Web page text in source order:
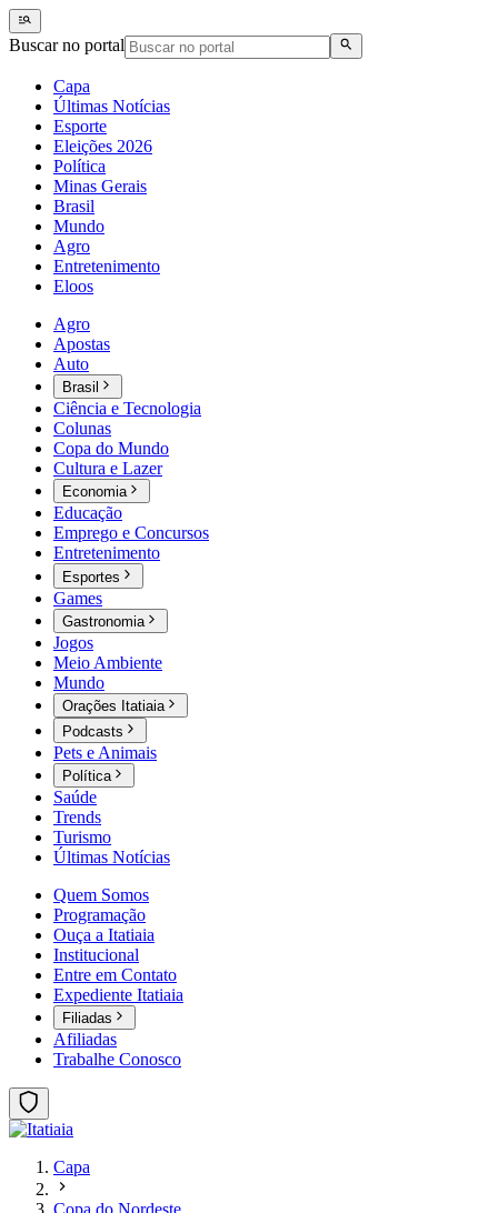
Buscar no portal
Capa
Últimas Notícias
Esporte
Eleições 2026
Política
Minas Gerais
Brasil
Mundo
Agro
Entretenimento
Eloos
Agro
Apostas
Auto
Brasil
Ciência e Tecnologia
Colunas
Copa do Mundo
Cultura e Lazer
Economia
Educação
Emprego e Concursos
Entretenimento
Esportes
Games
Gastronomia
Jogos
Meio Ambiente
Mundo
Orações Itatiaia
Podcasts
Pets e Animais
Política
Saúde
Trends
Turismo
Últimas Notícias
Quem Somos
Programação
Ouça a Itatiaia
Institucional
Entre em Contato
Expediente Itatiaia
Filiadas
Afiliadas
Trabalhe Conosco
Capa